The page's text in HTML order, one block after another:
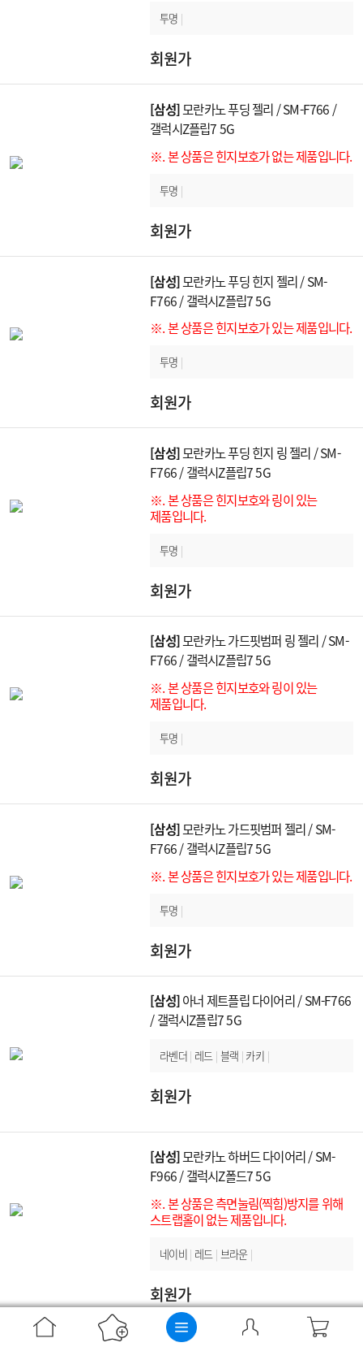
투명 |
회원가
[삼성]모란카노 푸딩 젤리 / SM-F766 /
갤럭시Z플립7 5G
※. 본 상품은 힌지보호가 없는 제품입니다.
투명 |
회원가
[삼성]모란카노 푸딩 힌지 젤리 / SM-
F766 / 갤럭시Z플립7 5G
※. 본 상품은 힌지보호가 있는 제품입니다.
투명 |
회원가
[삼성]모란카노 푸딩 힌지 링 젤리 / SM-
F766 / 갤럭시Z플립7 5G
※. 본 상품은 힌지보호와 링이 있는
제품입니다.
투명 |
회원가
[삼성]모란카노 가드핏범퍼 링 젤리 / SM-
F766 / 갤럭시Z플립7 5G
※. 본 상품은 힌지보호와 링이 있는
제품입니다.
투명 |
회원가
[삼성]모란카노 가드핏범퍼 젤리 / SM-
F766 / 갤럭시Z플립7 5G
※. 본 상품은 힌지보호가 있는 제품입니다.
투명 |
회원가
[삼성]아너 제트플립 다이어리 / SM-F766
/ 갤럭시Z플립7 5G
라벤더 | 레드 | 블랙 | 카키 |
회원가
[삼성]모란카노 하버드 다이어리 / SM-
F966 / 갤럭시Z폴드7 5G
※. 본 상품은 측면눌림(찍힘)방지를 위해
스트랩홀이 없는 제품입니다.
네이비 | 레드 | 브라운 |
회원가